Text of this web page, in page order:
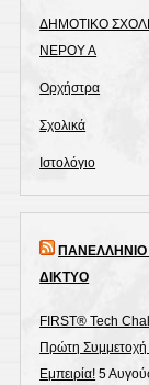
ΔΗΜΟΤΙΚΟ
ΝΕΡΟΥ Α
Ορχήστρα
Σχολικά
Ιστολόγιο
ΠΑΝΕΛΛΗΝΙΟ
ΔΙΚΤΥΟ
FIRST® Tech
Πρώτη
Εμπειρία! 5